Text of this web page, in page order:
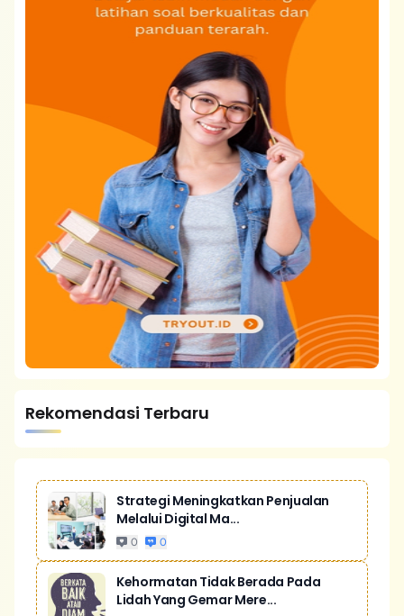
Rekomendasi Terbaru
Strategi Meningkatkan Penjualan
Melalui Digital Ma...
0 0
Kehormatan Tidak Berada Pada
Lidah Yang Gemar Mere...